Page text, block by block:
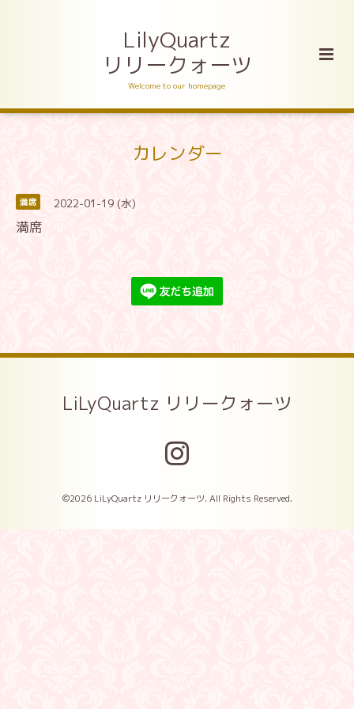
LilyQuartz
リリークォーツ
Welcome to our homepage
カレンダー
満席 2022-01-19 (水)
満席
LiLyQuartz リリークォーツ
©2026 LiLyQuartz リリークォーツ. All Rights Reserved.